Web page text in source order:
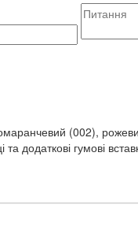
(002),
додаткові гумові